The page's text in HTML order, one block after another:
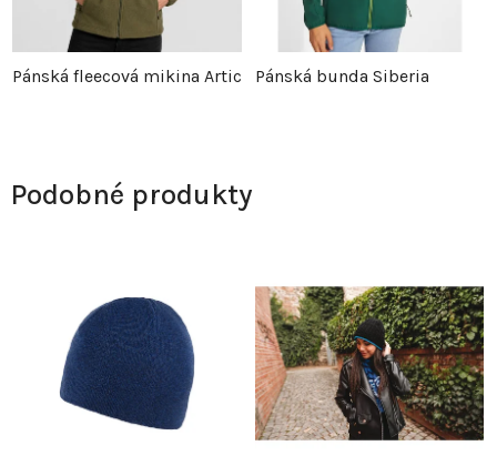
Pánská fleecová mikina Artic Pánská bunda Siberia
Podobné produkty